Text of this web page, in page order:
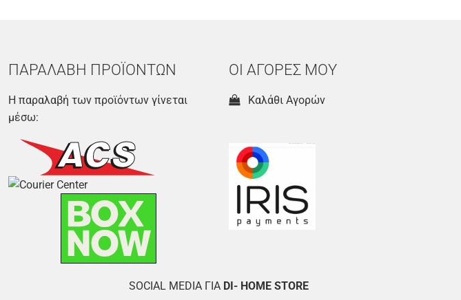
ΠΑΡΑΛΑΒΗ ΠΡΟΪΟΝΤΩΝ
Η παραλαβή των προϊόντων γίνεται
μέσω:
ΟΙ ΑΓΟΡΕΣ ΜΟΥ
Καλάθι Αγορών
SOCIAL MEDIA ΓΙΑ DI- HOME STORE